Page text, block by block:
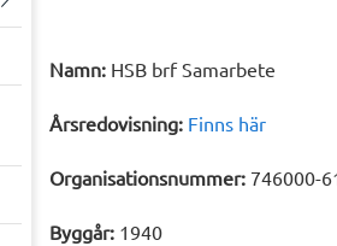
Namn: HSB brf Samarbete
Årsredovisning: Finns här
Organisationsnummer: 746000-
Byggår: 1940